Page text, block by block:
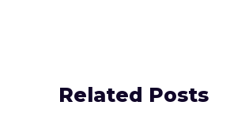
Related Posts